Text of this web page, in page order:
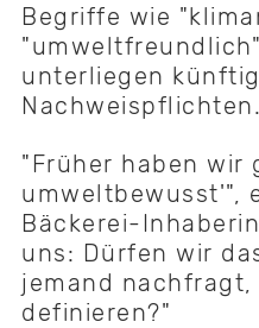
Begriffe wie
unterliegen
Nachweispflichten.
"Früher haben wir
umweltbewusst'",
Bäckerei-
uns: Dürfen wir
jemand nachfragt,
definieren?"